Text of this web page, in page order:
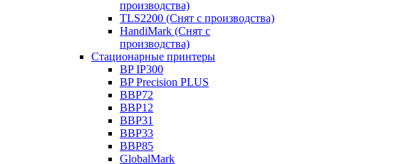
производства)
TLS2200 (Снят с производства)
HandiMark (Снят с
производства)
Стационарные принтеры
BP IP300
BP Precision PLUS
BBP72
BBP12
BBP31
BBP33
BBP85
GlobalMark